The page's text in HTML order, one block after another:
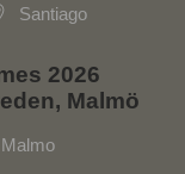
Santiago
2026
Malmö
Malmo